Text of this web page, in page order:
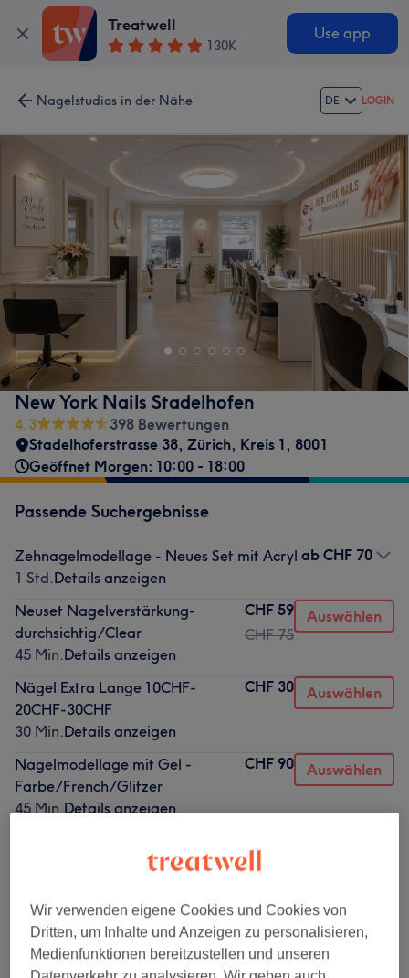
Treatwell
130K
Use app
Nagelstudios in der Nähe DE LOGIN
New York Nails Stadelhofen
4.3
398 Bewertungen
Stadelhoferstrasse 38, Zürich, Kreis 1, 8001
Geöffnet Morgen: 10:00 - 18:00
Passende Suchergebnisse
Zehnagelmodellage - Neues Set mit Acryl
1 Std.Details anzeigen
ab CHF 70
Neuset Nagelverstärkung-
durchsichtig/Clear
45 Min.Details anzeigen
CHF 59
CHF 75
Auswählen
Nägel Extra Lange 10CHF-
20CHF-30CHF
30 Min.Details anzeigen
CHF 30 Auswählen
Nagelmodellage mit Gel -
Farbe/French/Glitzer
45 Min.Details anzeigen
CHF 90 Auswählen
Farbe/French/Glitzer
1 weitere passende Services anzeigen...
Wir verwenden eigene Cookies und Cookies von
Dritten, um Inhalte und Anzeigen zu personalisieren,
Medienfunktionen bereitzustellen und unseren